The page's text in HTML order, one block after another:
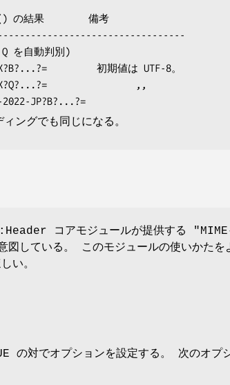
ングでも同じになる。
コアモジュールが提供する
図している。 このモジュールの使いかたを
い。
の対でオプションを設定する。 次のオプシ